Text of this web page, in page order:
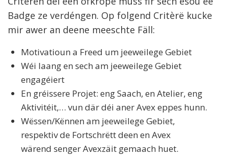
Badge ze verdéngen. Op folgend Critèrë kucke
mir awer an deene meeschte Fäll:
Motivatioun a Freed um jeeweilege Gebiet
Wéi laang en sech am jeeweilege Gebiet
engagéiert
En gréissere Projet: eng Saach, en Atelier, eng
Aktivitéit,… vun där déi aner Avex eppes hunn.
Wëssen/Kënnen am jeeweilege Gebiet,
respektiv de Fortschrëtt deen en Avex
wärend senger Avexzäit gemaach huet.